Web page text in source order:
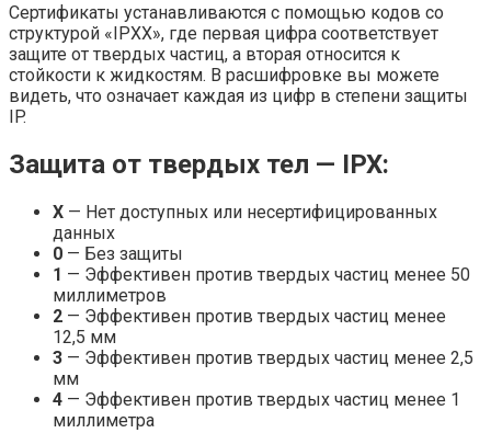
Сертификаты устанавливаются с помощью кодов со
структурой «IPXX», где первая цифра соответствует
защите от твердых частиц, а вторая относится к
стойкости к жидкостям. В расшифровке вы можете
видеть, что означает каждая из цифр в степени защиты
IP.
Защита от твердых тел — IPX:
Х — Нет доступных или несертифицированных
данных
0 — Без защиты
1 — Эффективен против твердых частиц менее 50
миллиметров
2 — Эффективен против твердых частиц менее
12,5 мм
3 — Эффективен против твердых частиц менее 2,5
мм
4 — Эффективен против твердых частиц менее 1
миллиметра